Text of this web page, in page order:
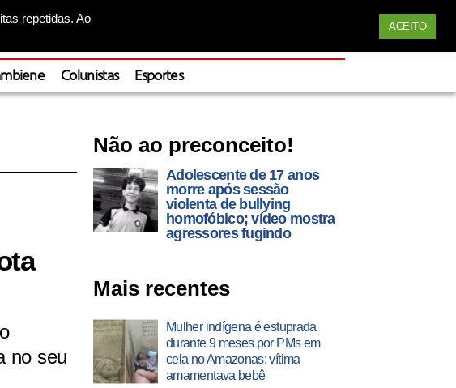
repetidas. Ao
ACEITO
Colunistas Esportes
no seu
Não ao preconceito!
Adolescente de 17 anos
morre após sessão
violenta de bullying
homofóbico; vídeo mostra
agressores fugindo
Mais recentes
Mulher indígena é estuprada
durante 9 meses por PMs em
cela no Amazonas; vítima
amamentava bebê